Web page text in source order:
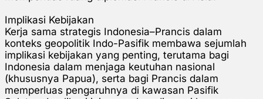
Implikasi Kebijakan
Kerja sama strategis Indonesia–Prancis dalam
konteks geopolitik Indo-Pasifik membawa sejumlah
implikasi kebijakan yang penting, terutama bagi
Indonesia dalam menjaga keutuhan nasional
(khususnya Papua), serta bagi Prancis dalam
memperluas pengaruhnya di kawasan Pasifik